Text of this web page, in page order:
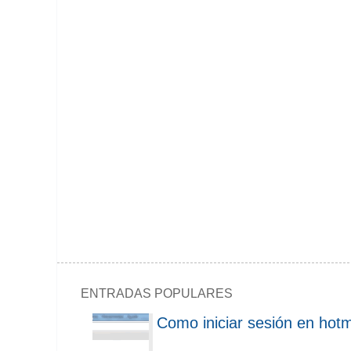
ENTRADAS POPULARES
Como iniciar sesión en